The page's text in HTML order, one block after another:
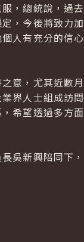
，總統說，過去
，今後將致力加
人有充分的信心
意，尤其近數月
界人士組成訪問
希望透過多方面
吳新興陪同下，